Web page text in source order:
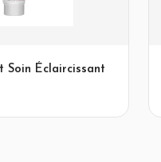
Soin Éclaircissant